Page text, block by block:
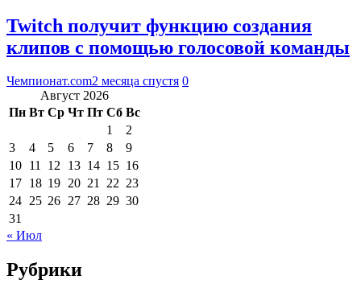
Twitch получит функцию создания
клипов с помощью голосовой команды
Чемпионат.com2 месяца спустя 0
Август 2026
Пн Вт Ср Чт Пт Сб Вс
1
2
3
4 5 6 7 8
9
10 11 12 13 14 15 16
17 18 19 20 21 22 23
24 25 26 27 28 29 30
31
« Июл
Рубрики